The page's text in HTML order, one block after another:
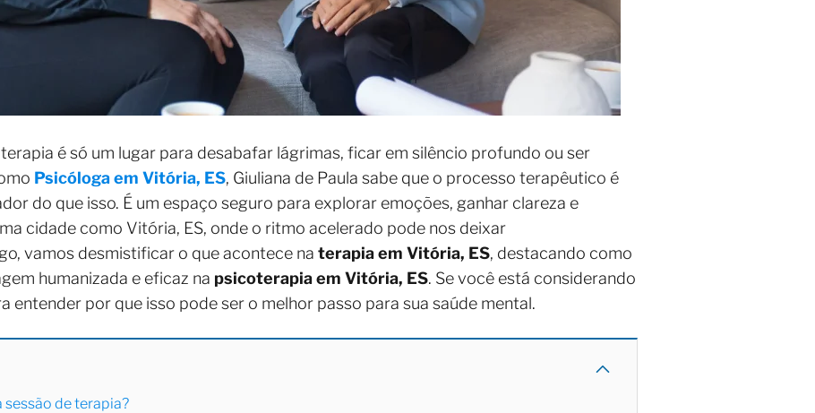
é só um lugar para desabafar lágrimas, ficar em silêncio profundo ou ser
Psicóloga em Vitória, ES, Giuliana de Paula sabe que o processo terapêutico é
do que isso. É um espaço seguro para explorar emoções, ganhar clareza e
cidade como Vitória, ES, onde o ritmo acelerado pode nos deixar
vamos desmistificar o que acontece na terapia em Vitória, ES, destacando como
humanizada e eficaz na psicoterapia em Vitória, ES. Se você está considerando
entender por que isso pode ser o melhor passo para sua saúde mental.
sessão de terapia?